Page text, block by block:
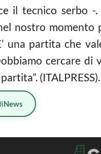
il tecnico serbo
nostro momento
una partita che
cercare di
(ITALPRESS).
News